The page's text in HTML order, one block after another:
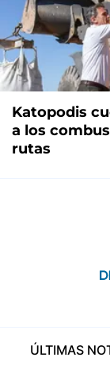
Katopodis
a los
rutas
ÚLTIMAS